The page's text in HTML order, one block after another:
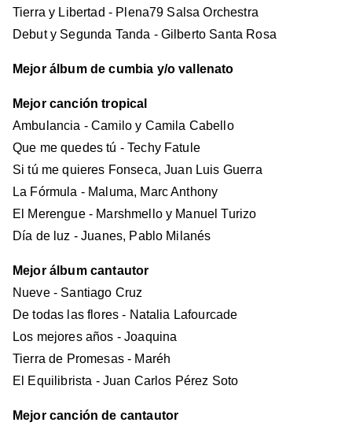
Tierra y Libertad - Plena79 Salsa Orchestra
Debut y Segunda Tanda - Gilberto Santa Rosa
Mejor álbum de cumbia y/o vallenato
Mejor canción tropical
Ambulancia - Camilo y Camila Cabello
Que me quedes tú - Techy Fatule
Si tú me quieres Fonseca, Juan Luis Guerra
La Fórmula - Maluma, Marc Anthony
El Merengue - Marshmello y Manuel Turizo
Día de luz - Juanes, Pablo Milanés
Mejor álbum cantautor
Nueve - Santiago Cruz
De todas las flores - Natalia Lafourcade
Los mejores años - Joaquina
Tierra de Promesas - Maréh
El Equilibrista - Juan Carlos Pérez Soto
Mejor canción de cantautor